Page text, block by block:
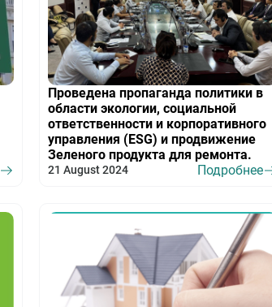
Проведена пропаганда политики в
области экологии, социальной
ответственности и корпоративного
управления (ESG) и продвижение
Зеленого продукта для ремонта.
21 August 2024 Подробнее